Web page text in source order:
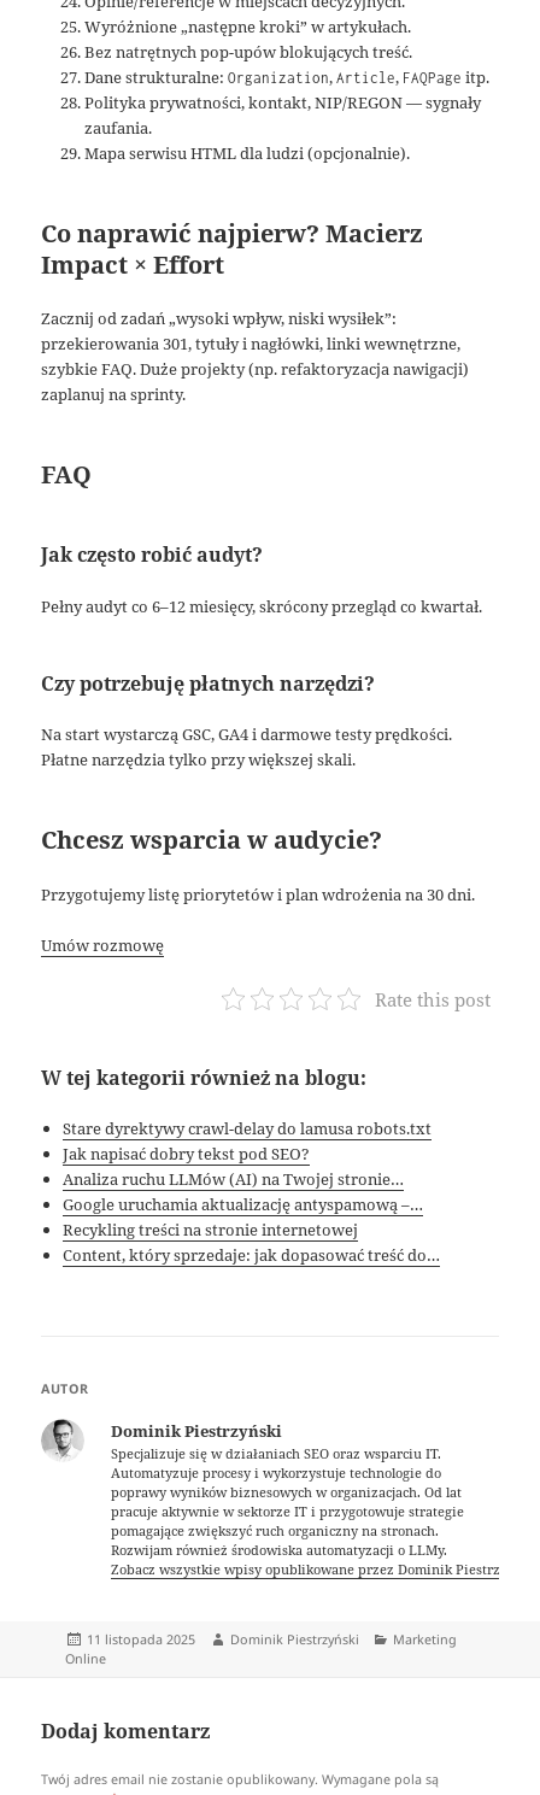
Wyróżnione „następne kroki” w artykułach.
Bez natrętnych pop-upów blokujących treść.
Dane strukturalne:Organization,Article, FAQPage itp.
Polityka prywatności, kontakt, NIP/REGON — sygnały
zaufania.
Mapa serwisu HTML dla ludzi (opcjonalnie).
Co naprawić najpierw? Macierz
Impact × Effort
Zacznij od zadań „wysoki wpływ, niski wysiłek”:
przekierowania 301, tytuły i nagłówki, linki wewnętrzne,
szybkie FAQ. Duże projekty (np. refaktoryzacja nawigacji)
zaplanuj na sprinty.
FAQ
Jak często robić audyt?
Pełny audyt co 6–12 miesięcy, skrócony przegląd co kwartał.
Czy potrzebuję płatnych narzędzi?
Na start wystarczą GSC, GA4 i darmowe testy prędkości.
Płatne narzędzia tylko przy większej skali.
Chcesz wsparcia w audycie?
Przygotujemy listę priorytetów i plan wdrożenia na 30 dni.
Umów rozmowę
Rate this post
W tej kategorii również na blogu:
Stare dyrektywy crawl-delay do lamusa robots.txt
Jak napisać dobry tekst pod SEO?
Analiza ruchu LLMów (AI) na Twojej stronie…
Google uruchamia aktualizację antyspamową –…
Recykling treści na stronie internetowej
Content, który sprzedaje: jak dopasować treść do…
AUTOR
Dominik Piestrzyński
Specjalizuje się w działaniach SEO oraz wsparciu IT.
Automatyzuje procesy i wykorzystuje technologie do
poprawy wyników biznesowych w organizacjach. Od lat
pracuje aktywnie w sektorze IT i przygotowuje strategie
pomagające zwiększyć ruch organiczny na stronach.
Rozwijam również środowiska automatyzacji o LLMy.
Zobacz wszystkie wpisy opublikowane przez Dominik Piestrzyński
Data
publikacji
11 listopada 2025 Autor
Dominik Piestrzyński Kategorie
Marketing
Online
Dodaj komentarz
Twój adres email nie zostanie opublikowany. Wymagane pola są